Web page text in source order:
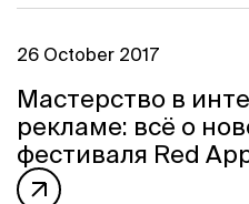
26 October 2017
Мастерство в
рекламе: всё о
фестиваля Red